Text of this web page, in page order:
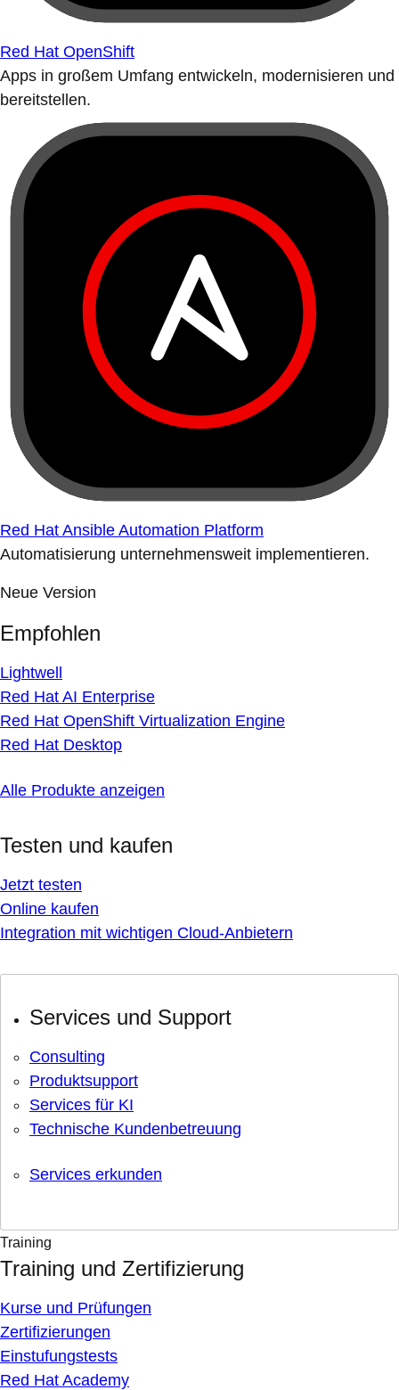
Red Hat OpenShift
Apps in großem Umfang entwickeln, modernisieren und
bereitstellen.
Red Hat Ansible Automation Platform
Automatisierung unternehmensweit implementieren.
Neue Version
Empfohlen
Lightwell
Red Hat AI Enterprise
Red Hat OpenShift Virtualization Engine
Red Hat Desktop
Alle Produkte anzeigen
Testen und kaufen
Jetzt testen
Online kaufen
Integration mit wichtigen Cloud-Anbietern
Services und Support
Consulting
Produktsupport
Services für KI
Technische Kundenbetreuung
Services erkunden
Training
Training und Zertifizierung
Kurse und Prüfungen
Zertifizierungen
Einstufungstests
Red Hat Academy